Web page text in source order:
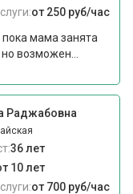
от 250 руб/час
мама занята
возможен...
Раджабовна
36 лет
10 лет
от 700 руб/час